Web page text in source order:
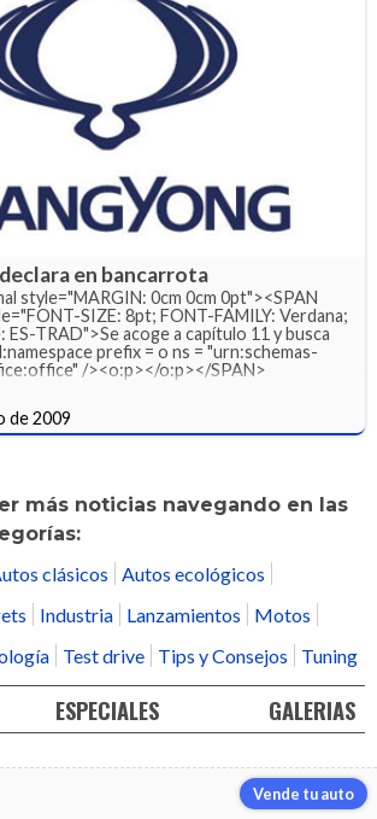
en bancarrota
style="MARGIN: 0cm 0cm 0pt"><SPAN
SIZE: 8pt; FONT-FAMILY: Verdana;
ES-TRAD">Se acoge a capítulo 11 y busca
prefix = o ns = "urn:schemas-
/><o:p></o:p></SPAN>
de 2009
más noticias navegando en las
clásicos
Autos ecológicos
Industria Lanzamientos
Motos
Test drive Tips y Consejos Tuning
ESPECIALES GALERIAS
Vende tu auto